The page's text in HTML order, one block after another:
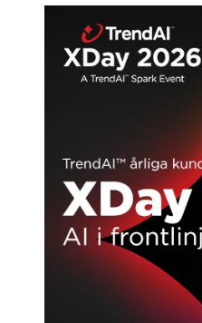
Australien vælger dansk
forsvarssoftware
juli 23, 2026